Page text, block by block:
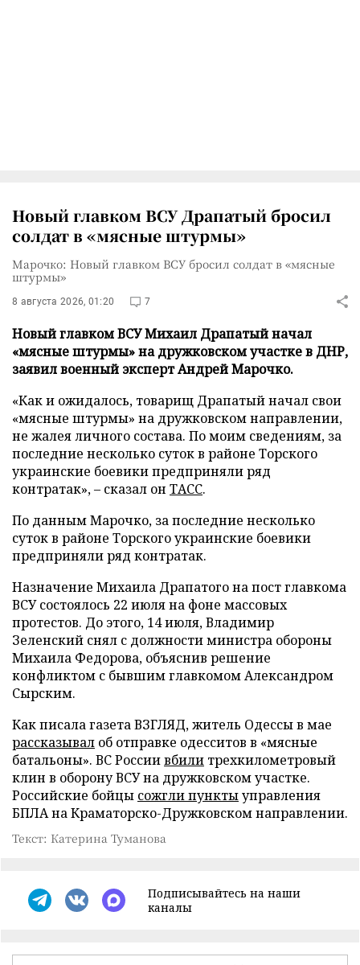
Новый главком ВСУ Драпатый бросил
солдат в «мясные штурмы»
Марочко: Новый главком ВСУ бросил солдат в «мясные
штурмы»
8 августа 2026, 01:20 7
Новый главком ВСУ Михаил Драпатый начал
«мясные штурмы» на дружковском участке в ДНР,
заявил военный эксперт Андрей Марочко.
«Как и ожидалось, товарищ Драпатый начал свои
«мясные штурмы» на дружковском направлении,
не жалея личного состава. По моим сведениям, за
последние несколько суток в районе Торского
украинские боевики предприняли ряд
контратак», – сказал он ТАСС.
По данным Марочко, за последние несколько
суток в районе Торского украинские боевики
предприняли ряд контратак.
Назначение Михаила Драпатого на пост главкома
ВСУ состоялось 22 июля на фоне массовых
протестов. До этого, 14 июля, Владимир
Зеленский снял с должности министра обороны
Михаила Федорова, объяснив решение
конфликтом с бывшим главкомом Александром
Сырским.
Как писала газета ВЗГЛЯД, житель Одессы в мае
рассказывал об отправке одесситов в «мясные
батальоны». ВС Россиивбили трехкилометровый
клин в оборону ВСУ на дружковском участке.
Российские бойцы сожгли пунктыуправления
БПЛА на Краматорско-Дружковском направлении.
Текст: Катерина Туманова
Подписывайтесь на наши
каналы